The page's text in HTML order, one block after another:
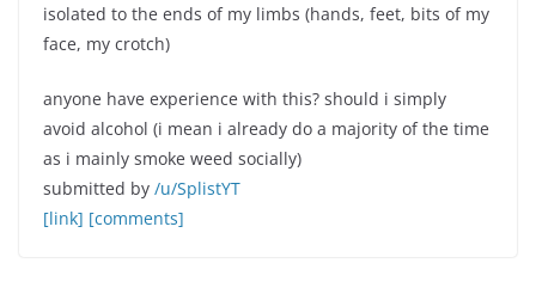
isolated to the ends of my limbs (hands, feet, bits of my
face, my crotch)
anyone have experience with this? should i simply
avoid alcohol (i mean i already do a majority of the time
as i mainly smoke weed socially)
submitted by /u/SplistYT
[link] [comments]